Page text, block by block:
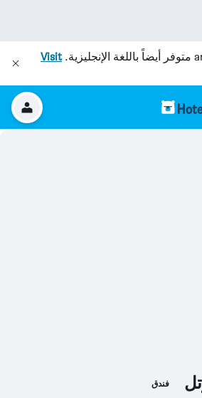
متوفر أيضاً باللغة الإنجليزية.Visit
فندق